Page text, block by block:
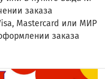
заказа
Mastercard или МИР
заказа